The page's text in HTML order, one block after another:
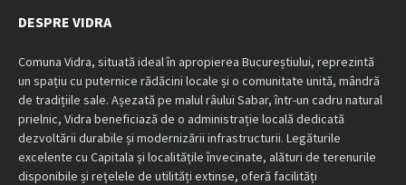
DESPRE VIDRA
Comuna Vidra, situată ideal în apropierea Bucureștiului, reprezintă
un spațiu cu puternice rădăcini locale și o comunitate unită, mândră
de tradițiile sale. Așezată pe malul râului Sabar, într-un cadru natural
prielnic, Vidra beneficiază de o administrație locală dedicată
dezvoltării durabile și modernizării infrastructurii. Legăturile
excelente cu Capitala și localitățile învecinate, alături de terenurile
disponibile și rețelele de utilități extinse, oferă facilități